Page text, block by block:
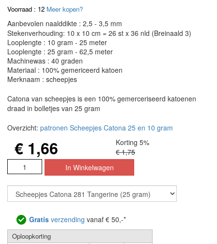
Voorraad : 12 Meer kopen?
Aanbevolen naalddikte : 2,5 - 3,5 mm
Stekenverhouding: 10 x 10 cm = 26 st x 36 nld (Breinaald 3)
Looplengte : 10 gram - 25 meter
Looplengte : 25 gram - 62,5 meter
Machinewas : 40 graden
Materiaal : 100% gemericeerd katoen
Merknaam : scheepjes
Catona van scheepjes is een 100% gemerceriseerd katoenen
draad in bolletjes van 25 gram
Overzicht: patronen Scheepjes Catona 25 en 10 gram
€ 1,66
Korting 5%
€ 1,75
Gratis verzending vanaf € 50,-*
Oploopkorting